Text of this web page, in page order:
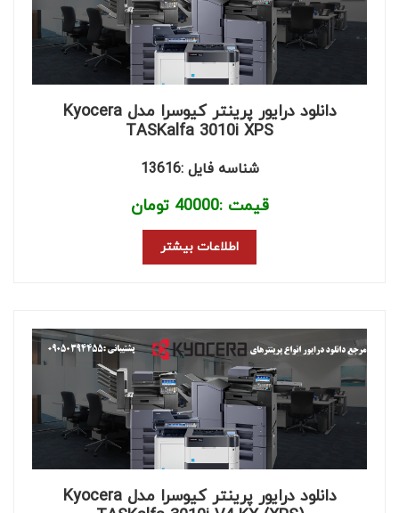
دانلود درایور پرینتر کیوسرا مدل Kyocera
TASKalfa 3010i XPS
شناسه فایل :13616
قیمت :40000 تومان
اطلاعات بیشتر
دانلود درایور پرینتر کیوسرا مدل Kyocera